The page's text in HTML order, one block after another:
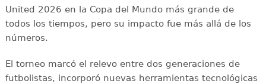
United 2026 en la Copa del Mundo más grande de
todos los tiempos, pero su impacto fue más allá de los
números.
El torneo marcó el relevo entre dos generaciones de
futbolistas, incorporó nuevas herramientas tecnológicas